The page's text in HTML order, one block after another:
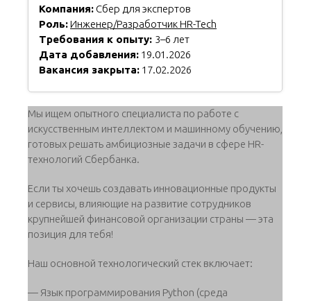
Компания: Сбер для экспертов
Роль:Инженер/Разработчик HR-Tech
Требования к опыту: 3–6 лет
Дата добавления: 19.01.2026
Вакансия закрыта: 17.02.2026
Мы ищем опытного специалиста по работе с
искусственным интеллектом и машинному обучению,
готовых решать амбициозные задачи в сфере HR-
технологий Сбербанка.
Если ты хочешь создавать инновационные продукты
и сервисы, влияющие на развитие сотрудников
крупнейшей финансовой организации страны — эта
позиция для тебя!
Наш основной технологический стек включает:
— Язык программирования Python (среда